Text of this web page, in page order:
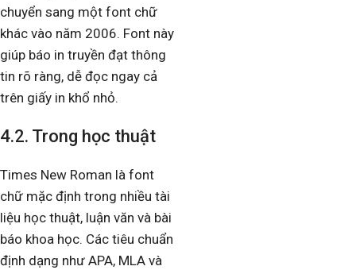
chuyển sang một font chữ
khác vào năm 2006. Font này
giúp báo in truyền đạt thông
tin rõ ràng, dễ đọc ngay cả
trên giấy in khổ nhỏ.
4.2. Trong học thuật
Times New Roman là font
chữ mặc định trong nhiều tài
liệu học thuật, luận văn và bài
báo khoa học. Các tiêu chuẩn
định dạng như APA, MLA và